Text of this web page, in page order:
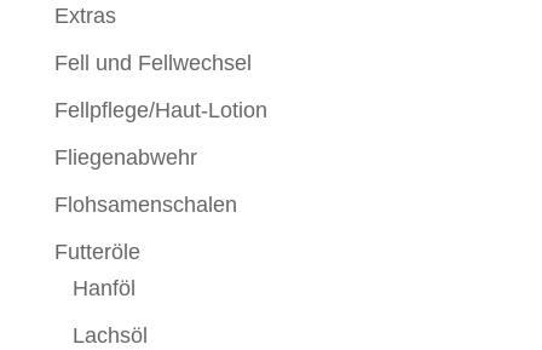
Extras
Fell und Fellwechsel
Fellpflege/Haut-Lotion
Fliegenabwehr
Flohsamenschalen
Futteröle
Hanföl
Lachsöl